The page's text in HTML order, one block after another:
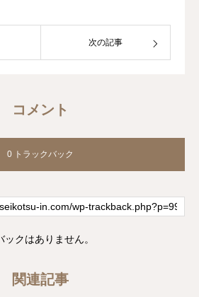
次の記事
コメント
0 トラックバック
クはありません。
関連記事